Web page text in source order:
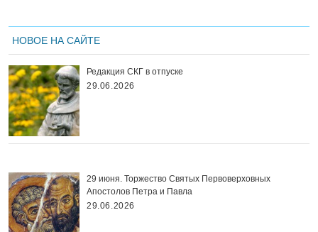
НОВОЕ НА САЙТЕ
Редакция СКГ в отпуске
29.06.2026
29 июня. Торжество Святых Первоверховных
Апостолов Петра и Павла
29.06.2026